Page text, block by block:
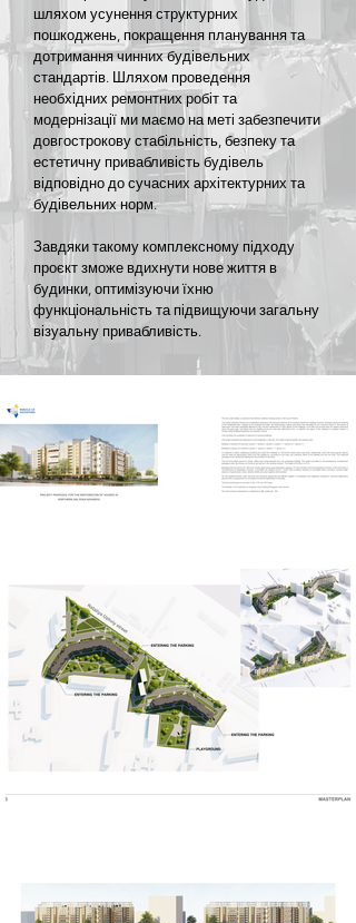
шляхом усунення структурних
пошкоджень, покращення планування та
дотримання чинних будівельних
стандартів. Шляхом проведення
необхідних ремонтних робіт та
модернізації ми маємо на меті забезпечити
довгострокову стабільність, безпеку та
естетичну привабливість будівель
відповідно до сучасних архітектурних та
будівельних норм.
Завдяки такому комплексному підходу
проєкт зможе вдихнути нове життя в
будинки, оптимізуючи їхню
функціональність та підвищуючи загальну
візуальну привабливість.